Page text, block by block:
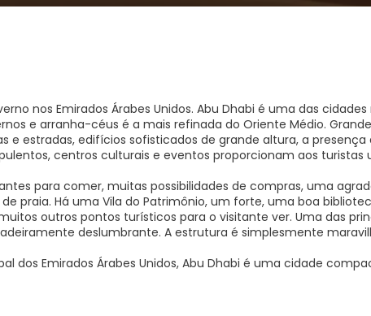
nos Emirados Árabes Unidos. Abu Dhabi é uma das
e arranha-céus é a mais refinada do Oriente Médio.
e estradas, edifícios sofisticados de grande altura, a presença
centros culturais e eventos proporcionam aos turistas
para comer, muitas possibilidades de compras, uma
praia. Há uma Vila do Patrimônio, um forte, uma boa
outros pontos turísticos para o visitante ver. Uma das
deslumbrante. A estrutura é simplesmente
dos Emirados Árabes Unidos, Abu Dhabi é uma cidade